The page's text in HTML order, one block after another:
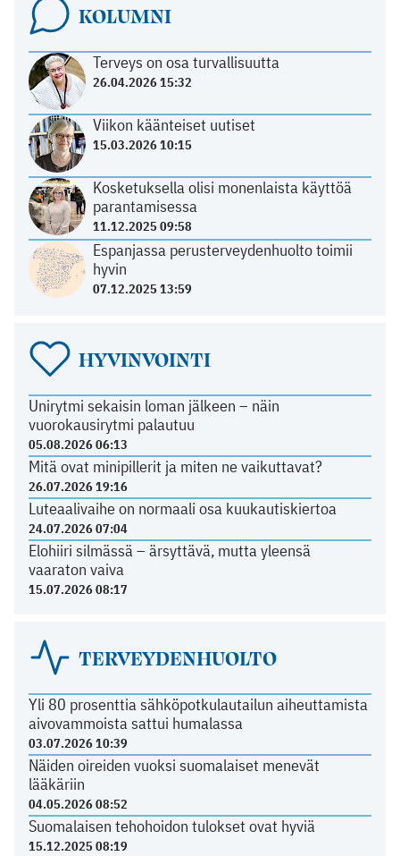
KOLUMNI
Terveys on osa turvallisuutta
26.04.2026 15:32
Viikon käänteiset uutiset
15.03.2026 10:15
Kosketuksella olisi monenlaista käyttöä
parantamisessa
11.12.2025 09:58
Espanjassa perusterveydenhuolto toimii
hyvin
07.12.2025 13:59
HYVINVOINTI
Unirytmi sekaisin loman jälkeen – näin
vuorokausirytmi palautuu
05.08.2026 06:13
Mitä ovat minipillerit ja miten ne vaikuttavat?
26.07.2026 19:16
Luteaalivaihe on normaali osa kuukautiskiertoa
24.07.2026 07:04
Elohiiri silmässä – ärsyttävä, mutta yleensä
vaaraton vaiva
15.07.2026 08:17
TERVEYDENHUOLTO
Yli 80 prosenttia sähköpotkulautailun aiheuttamista
aivovammoista sattui humalassa
03.07.2026 10:39
Näiden oireiden vuoksi suomalaiset menevät
lääkäriin
04.05.2026 08:52
Suomalaisen tehohoidon tulokset ovat hyviä
15.12.2025 08:19